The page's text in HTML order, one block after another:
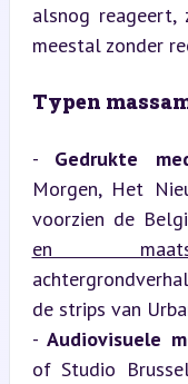
alsnog
meestal zonder
Typen
- Gedrukte
Morgen, Het
en
de strips van
- Audiovisuele
of Studio